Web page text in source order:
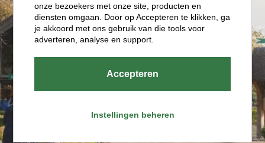
Openingstijde
n
onze bezoekers met onze site, producten en
diensten omgaan. Door op Accepteren te klikken, ga
je akkoord met ons gebruik van die tools voor
adverteren, analyse en support.
Accepteren
Instellingen beheren